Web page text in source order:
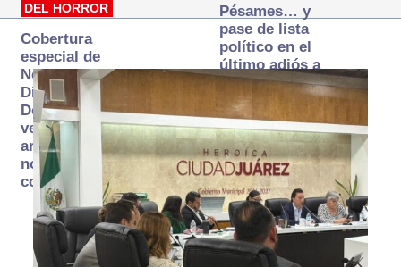
DEL HORROR
Cobertura
especial de
Norte
Digital:
Donde la
verdad
arde… pero
no se
consume
Pésames… y
pase de lista
político en el
último adiós a
Papá Grande